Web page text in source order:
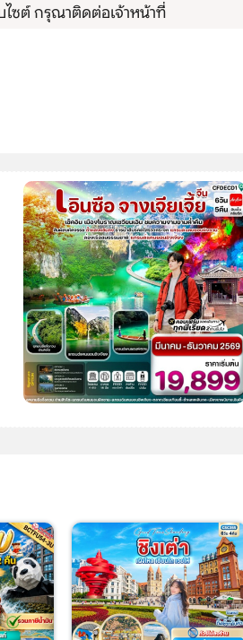
ไซต์ กรุณาติดต่อเจ้าหน้าที่